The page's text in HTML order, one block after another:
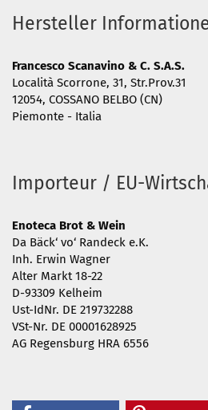
Hersteller
Francesco Scanavino & C. S.A.S.
Località Scorrone, 31, Str.Prov.31
12054, COSSANO BELBO (CN)
Piemonte - Italia
Importeur / EU-
Enoteca Brot & Wein
Da Bäck‘ vo‘ Randeck e.K.
Inh. Erwin Wagner
Alter Markt 18-22
D-93309 Kelheim
Ust-IdNr. DE 219732288
VSt-Nr. DE 00001628925
AG Regensburg HRA 6556